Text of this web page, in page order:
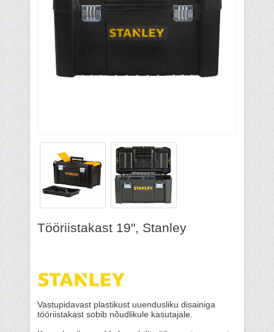
Tööriistakast 19", Stanley
Vastupidavast plastikust uuendusliku disainiga
tööriistakast sobib nõudlikule kasutajale.